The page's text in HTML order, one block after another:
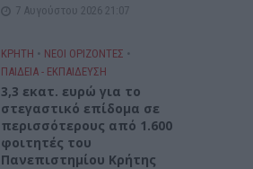
7 Αυγούστου 2026 21:07
ΚΡΗΤΗ • ΝΕΟΙ ΟΡΙΖΟΝΤΕΣ •
ΠΑΙΔΕΙΑ - ΕΚΠΑΙΔΕΥΣΗ
3,3 εκατ. ευρώ για το
στεγαστικό επίδομα σε
περισσότερους από 1.600
φοιτητές του
Πανεπιστημίου Κρήτης